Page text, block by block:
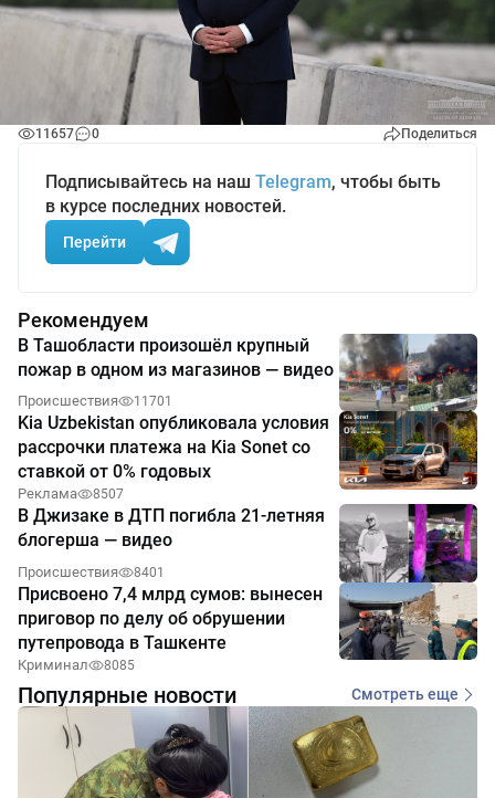
11657 0 Поделиться
Подписывайтесь на наш Telegram, чтобы быть
в курсе последних новостей.
Перейти
Рекомендуем
В Ташобласти произошёл крупный
пожар в одном из магазинов — видео
Происшествия 11701
Kia Uzbekistan опубликовала условия
рассрочки платежа на Kia Sonet со
ставкой от 0% годовых
Реклама 8507
В Джизаке в ДТП погибла 21-летняя
блогерша — видео
Происшествия 8401
Присвоено 7,4 млрд сумов: вынесен
приговор по делу об обрушении
путепровода в Ташкенте
Криминал 8085
Популярные новости Смотреть еще